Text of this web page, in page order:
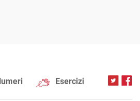
Esercizi